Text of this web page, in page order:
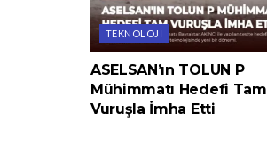
TEKNOLOJI
ASELSAN’ın TOLUN P
Mühimmatı Hedefi Tam
Vuruşla İmha Etti